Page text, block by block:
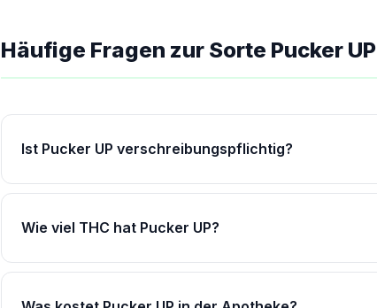
Häufige Fragen zur Sorte Pucker UP
Ist Pucker UP verschreibungspflichtig?
Wie viel THC hat Pucker UP?